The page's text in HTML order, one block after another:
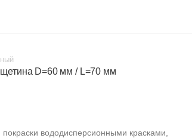
щетина D=60 мм / L=70 мм
вододисперсионными красками,